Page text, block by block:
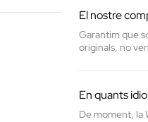
El nostre
Garantim que
originals, no
En quants
De moment, la